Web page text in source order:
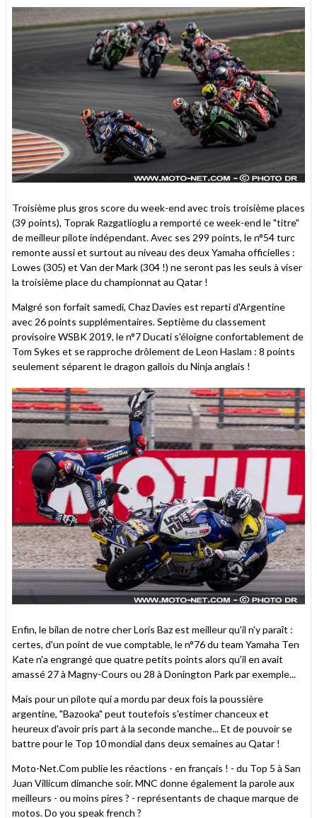
Troisième plus gros score du week-end avec trois troisième places
(39 points), Toprak Razgatlioglu a remporté ce week-end le "titre"
de meilleur pilote indépendant. Avec ses 299 points, le n°54 turc
remonte aussi et surtout au niveau des deux Yamaha officielles :
Lowes (305) et Van der Mark (304 !) ne seront pas les seuls à viser
la troisième place du championnat au Qatar !
Malgré son forfait samedi, Chaz Davies est reparti d'Argentine
avec 26 points supplémentaires. Septième du classement
provisoire WSBK 2019, le n°7 Ducati s'éloigne confortablement de
Tom Sykes et se rapproche drôlement de Leon Haslam : 8 points
seulement séparent le dragon gallois du Ninja anglais !
Enfin, le bilan de notre cher Loris Baz est meilleur qu'il n'y paraît :
certes, d'un point de vue comptable, le n°76 du team Yamaha Ten
Kate n'a engrangé que quatre petits points alors qu'il en avait
amassé 27 à Magny-Cours ou 28 à Donington Park par exemple...
Mais pour un pilote qui a mordu par deux fois la poussière
argentine, "Bazooka" peut toutefois s'estimer chanceux et
heureux d'avoir pris part à la seconde manche... Et de pouvoir se
battre pour le Top 10 mondial dans deux semaines au Qatar !
Moto-Net.Com publie les réactions - en français ! - du Top 5 à San
Juan Villicum dimanche soir. MNC donne également la parole aux
meilleurs - ou moins pires ? - représentants de chaque marque de
motos. Do you speak french ?